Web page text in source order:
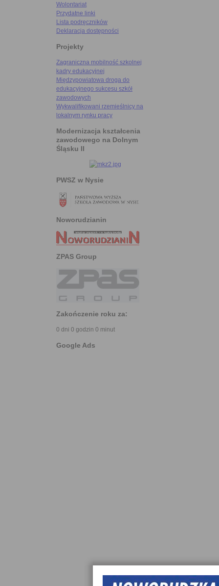
Wolontariat
Przydatne linki
Lista podręczników
Deklaracja dostępności
Projekty
Zagraniczna mobilność szkolnej
kadry edukacyjnej
Międzypowiatowa droga do
edukacyjnego sukcesu szkół
zawodowych
Wykwalifikowani rzemieślnicy na
lokalnym rynku pracy
Modernizacja kształcenia
zawodowego na Dolnym
Śląsku II
PWSZ w Nysie
Noworudzianin
ZPAS Group
Zakończenie roku za:
0 dni 0 godzin 0 minut
Google Ads